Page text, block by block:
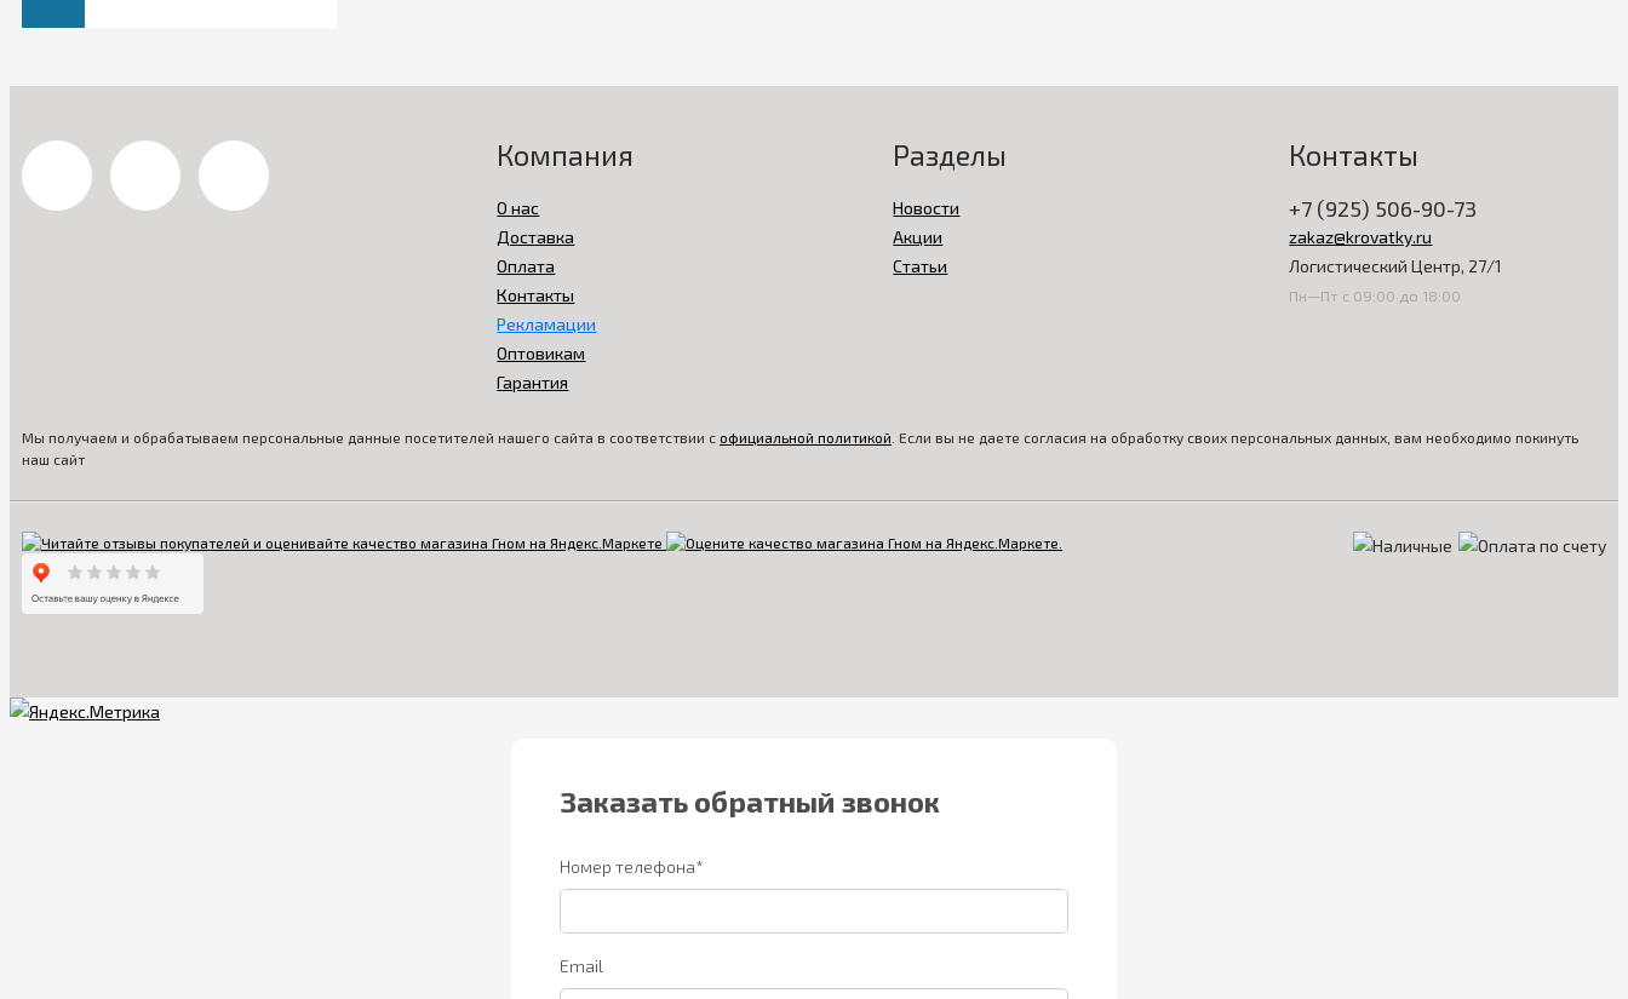
Компания
О нас
Доставка
Оплата
Контакты
Рекламации
Оптовикам
Гарантия
Разделы
Новости
Акции
Статьи
Контакты
+7 (925) 506-90-73
zakaz@krovatky.ru
Логистический Центр, 27/1
Пн—Пт с 09:00 до 18:00
Мы получаем и обрабатываем персональные данные посетителей нашего сайта в соответствии с официальной политикой . Если вы не даете согласия на обработку своих персональных данных, вам необходимо покинуть
наш сайт
Заказать обратный звонок
Номер телефона*
Email